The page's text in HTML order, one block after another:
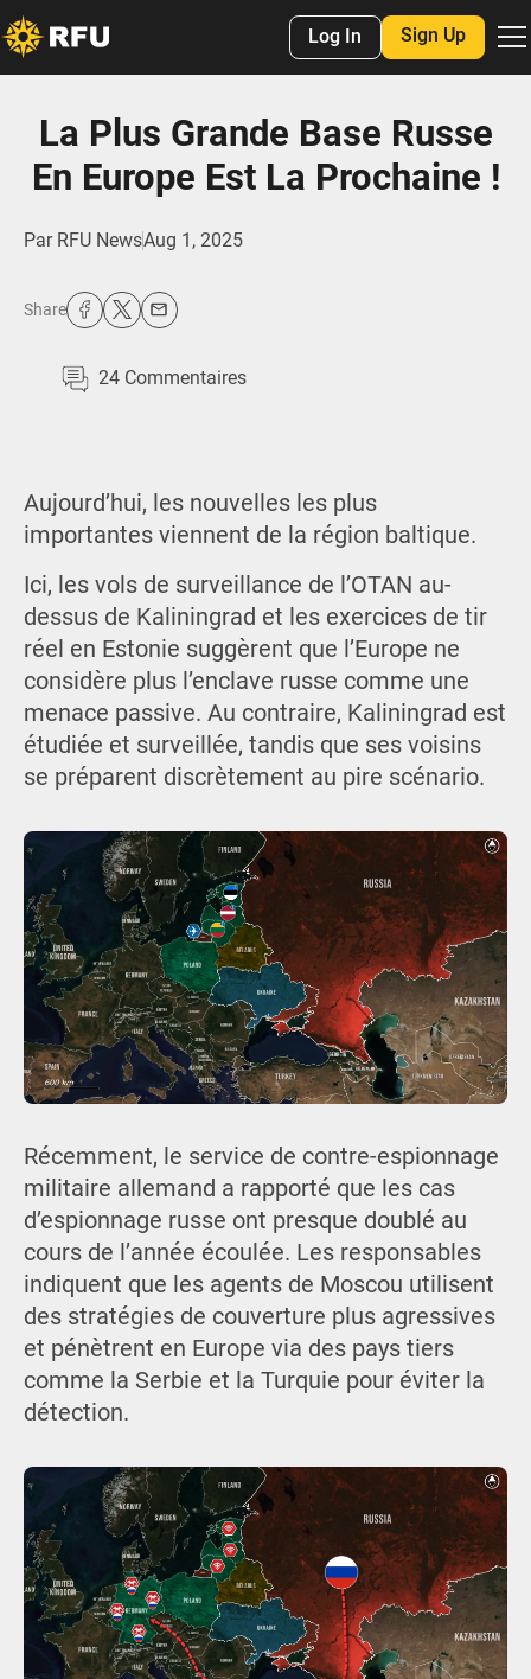
Log In Sign Up
La Plus Grande Base Russe
En Europe Est La Prochaine !
Par RFU NewsAug 1, 2025
Share
24 Commentaires
Aujourd’hui, les nouvelles les plus
importantes viennent de la région baltique.
Ici, les vols de surveillance de l’OTAN au-
dessus de Kaliningrad et les exercices de tir
réel en Estonie suggèrent que l’Europe ne
considère plus l’enclave russe comme une
menace passive. Au contraire, Kaliningrad est
étudiée et surveillée, tandis que ses voisins
se préparent discrètement au pire scénario.
Récemment, le service de contre-espionnage
militaire allemand a rapporté que les cas
d’espionnage russe ont presque doublé au
cours de l’année écoulée. Les responsables
indiquent que les agents de Moscou utilisent
des stratégies de couverture plus agressives
et pénètrent en Europe via des pays tiers
comme la Serbie et la Turquie pour éviter la
détection.